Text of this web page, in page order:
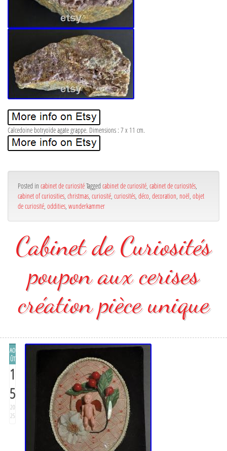
Calcedoine botryoïde agate grappe. Dimensions : 7 x 11 cm.
Posted in cabinet de curiositéTagged cabinet de curiosité, cabinet de curiosités,
cabinet of curiosities, christmas, curiosité, curiosités, déco, decoration, noël, objet
de curiosité, oddities, wunderkammer
Cabinet de Curiosités
poupon aux cerises
création pièce unique
AO
ÛT
1
5
20
25